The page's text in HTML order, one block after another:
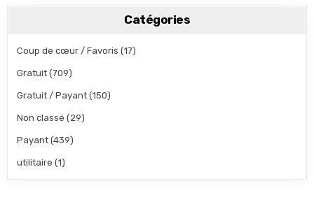
Catégories
Coup de cœur / Favoris (17)
Gratuit (709)
Gratuit / Payant (150)
Non classé (29)
Payant (439)
utilitaire (1)